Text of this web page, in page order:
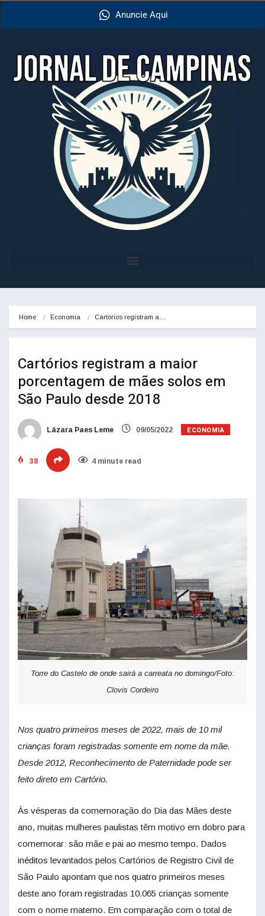
Anuncie Aqui
Home Economia Cartórios registram a…
Cartórios registram a maior
porcentagem de mães solos em
São Paulo desde 2018
Lázara Paes Leme 09/05/2022 ECONOMIA
38 4 minute read
Torre do Castelo de onde sairá a carreata no domingo/Foto:
Clovis Cordeiro
Nos quatro primeiros meses de 2022, mais de 10 mil
crianças foram registradas somente em nome da mãe.
Desde 2012, Reconhecimento de Paternidade pode ser
feito direto em Cartório.
Às vésperas da comemoração do Dia das Mães deste
ano, muitas mulheres paulistas têm motivo em dobro para
comemorar: são mãe e pai ao mesmo tempo. Dados
inéditos levantados pelos Cartórios de Registro Civil de
São Paulo apontam que nos quatro primeiros meses
deste ano foram registradas 10.065 crianças somente
com o nome materno. Em comparação com o total de